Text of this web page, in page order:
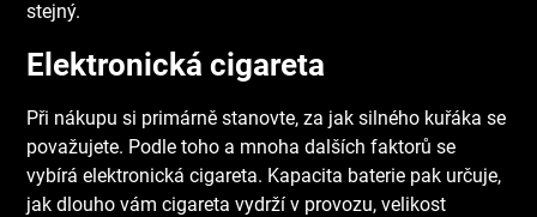
stejný.
Elektronická cigareta
Při nákupu si primárně stanovte, za jak silného kuřáka se
považujete. Podle toho a mnoha dalších faktorů se
vybírá elektronická cigareta. Kapacita baterie pak určuje,
jak dlouho vám cigareta vydrží v provozu, velikost